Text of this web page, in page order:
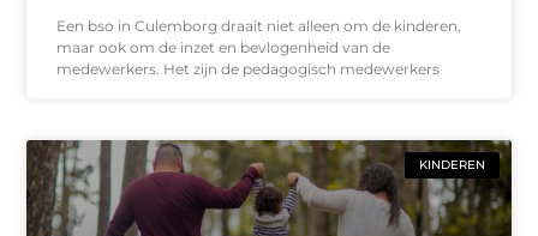
Een bso in Culemborg draait niet alleen om de kinderen,
maar ook om de inzet en bevlogenheid van de
medewerkers. Het zijn de pedagogisch medewerkers
KINDEREN